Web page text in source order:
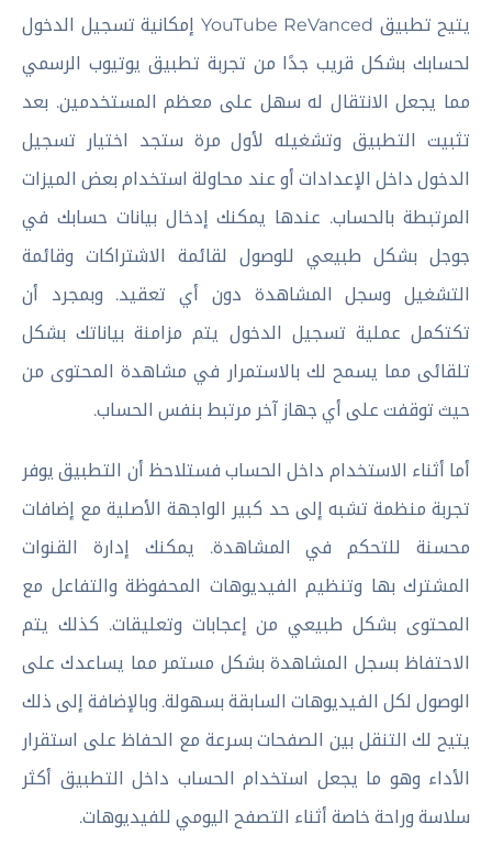
يتيح تطبيق YouTube ReVanced إمكانية تسجيل الدخول
لحسابك بشكل قريب جدًا من تجربة تطبيق يوتيوب الرسمي
مما يجعل الانتقال له سهل على معظم المستخدمين. بعد
تثبيت التطبيق وتشغيله لأول مرة ستجد اختيار تسجيل
الدخول داخل الإعدادات أو عند محاولة استخدام بعض الميزات
المرتبطة بالحساب. عندها يمكنك إدخال بيانات حسابك في
جوجل بشكل طبيعي للوصول لقائمة الاشتراكات وقائمة
التشغيل وسجل المشاهدة دون أي تعقيد. وبمجرد أن
تكتكمل عملية تسجيل الدخول يتم مزامنة بياناتك بشكل
تلقائى مما يسمح لك بالاستمرار في مشاهدة المحتوى من
حيث توقفت على أي جهاز آخر مرتبط بنفس الحساب.
أما أثناء الاستخدام داخل الحساب فستلاحظ أن التطبيق يوفر
تجربة منظمة تشبه إلى حد كبير الواجهة الأصلية مع إضافات
محسنة للتحكم في المشاهدة. يمكنك إدارة القنوات
المشترك بها وتنظيم الفيديوهات المحفوظة والتفاعل مع
المحتوى بشكل طبيعي من إعجابات وتعليقات. كذلك يتم
الاحتفاظ بسجل المشاهدة بشكل مستمر مما يساعدك على
الوصول لكل الفيديوهات السابقة بسهولة. وبالإضافة إلى ذلك
يتيح لك التنقل بين الصفحات بسرعة مع الحفاظ على استقرار
الأداء وهو ما يجعل استخدام الحساب داخل التطبيق أكثر
سلاسة وراحة خاصة أثناء التصفح اليومي للفيديوهات.